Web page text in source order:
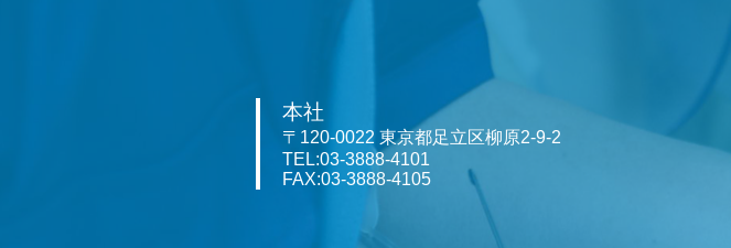
本社
〒120-0022 東京都足立区柳原2-9-2
TEL:03-3888-4101
FAX:03-3888-4105